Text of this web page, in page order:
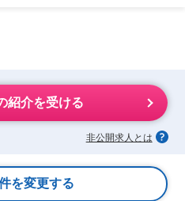
紹介を受ける
非公開求人とは
を変更する